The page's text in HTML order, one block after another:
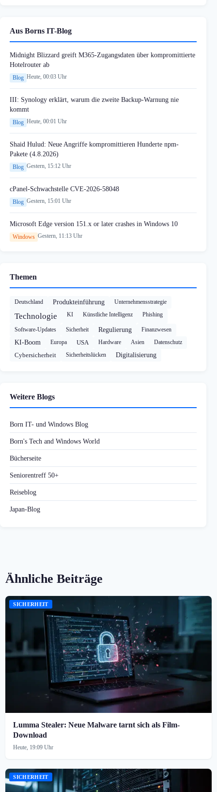
Aus Borns IT-Blog
Midnight Blizzard greift M365-Zugangsdaten über kompromittierte
Hotelrouter ab
Blog Heute, 00:03 Uhr
III: Synology erklärt, warum die zweite Backup-Warnung nie
kommt
Blog Heute, 00:01 Uhr
Shaid Hulud: Neue Angriffe kompromittieren Hunderte npm-
Pakete (4.8.2026)
Blog Gestern, 15:12 Uhr
cPanel-Schwachstelle CVE-2026-58048
Blog Gestern, 15:01 Uhr
Microsoft Edge version 151.x or later crashes in Windows 10
Windows Gestern, 11:13 Uhr
Themen
Deutschland Produkteinführung Unternehmensstrategie
Technologie KI Künstliche Intelligenz Phishing
Software-Updates Sicherheit Regulierung Finanzwesen
KI-Boom Europa USA Hardware Asien Datenschutz
Cybersicherheit Sicherheitslücken Digitalisierung
Weitere Blogs
Born IT- und Windows Blog
Born's Tech and Windows World
Bücherseite
Seniorentreff 50+
Reiseblog
Japan-Blog
Ähnliche Beiträge
SICHERHEIT
Lumma Stealer: Neue Malware tarnt sich als Film-
Download
Heute, 19:09 Uhr
SICHERHEIT